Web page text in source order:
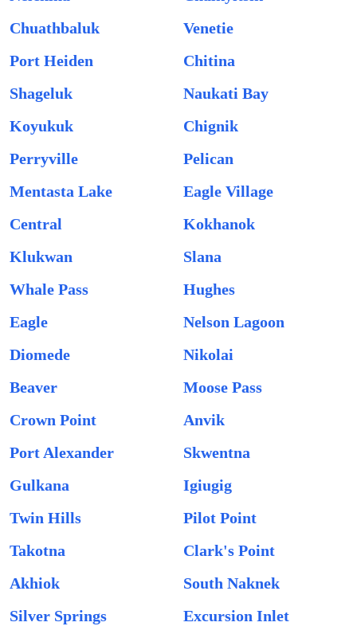
Chuathbaluk
Venetie
Port Heiden
Chitina
Shageluk
Naukati Bay
Koyukuk
Chignik
Perryville
Pelican
Mentasta Lake
Eagle Village
Central
Kokhanok
Klukwan
Slana
Whale Pass
Hughes
Eagle
Nelson Lagoon
Diomede
Nikolai
Beaver
Moose Pass
Crown Point
Anvik
Port Alexander
Skwentna
Gulkana
Igiugig
Twin Hills
Pilot Point
Takotna
Clark's Point
Akhiok
South Naknek
Silver Springs
Excursion Inlet